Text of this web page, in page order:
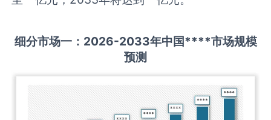
细分市场一： 2026-2033年中国****市场规模
预测